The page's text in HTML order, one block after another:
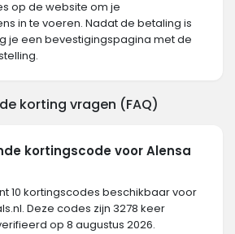
op de website om je
in te voeren. Nadat de betaling is
je een bevestigingspagina met de
korting vragen (FAQ)
kortingscode voor Alensa
10 kortingscodes beschikbaar voor
Deze codes zijn 3278 keer
op 8 augustus 2026.